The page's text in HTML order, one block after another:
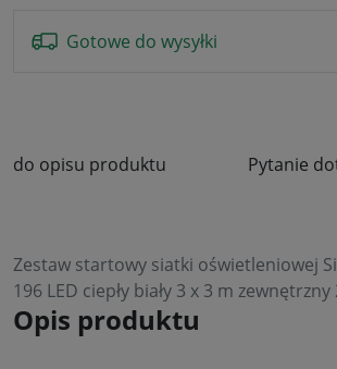
Gotowe do wysyłki
do opisu produktu Pytanie
Zestaw startowy siatki oświetleniowej
196 LED ciepły biały 3 x 3 m
Opis produktu